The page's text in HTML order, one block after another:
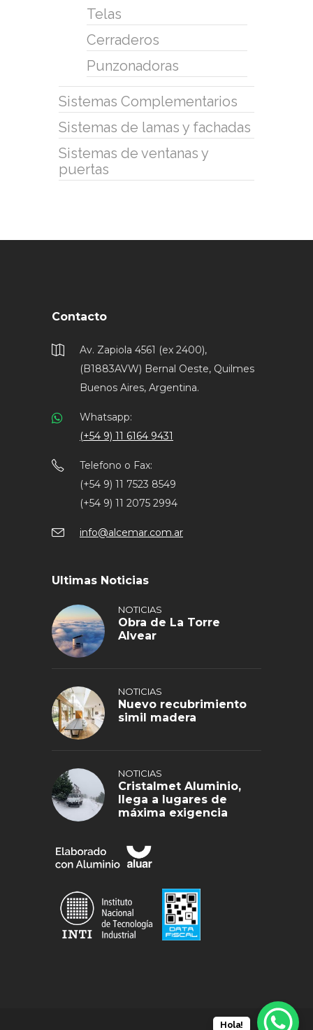
Telas
Cerraderos
Punzonadoras
Sistemas Complementarios
Sistemas de lamas y fachadas
Sistemas de ventanas y
puertas
Contacto
Av. Zapiola 4561 (ex 2400),
(B1883AVW) Bernal Oeste, Quilmes
Buenos Aires, Argentina.
Whatsapp:
(+54 9) 11 6164 9431
Telefono o Fax:
(+54 9) 11 7523 8549
(+54 9) 11 2075 2994
info@alcemar.com.ar
Ultimas Noticias
NOTICIAS
Obra de La Torre
Alvear
NOTICIAS
Nuevo recubrimiento
simil madera
NOTICIAS
Cristalmet Aluminio,
llega a lugares de
máxima exigencia
Hola!